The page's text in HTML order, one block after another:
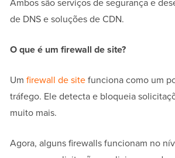
Ambos são serviços de segurança e
de DNS e soluções de CDN.
O que é um firewall de site?
Um firewall de sitefunciona como um
tráfego. Ele detecta e bloqueia
muito mais.
Agora, alguns firewalls funcionam no